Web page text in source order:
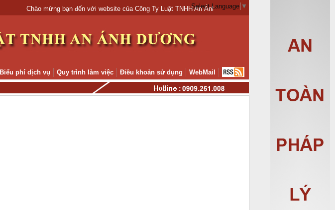
Chào mừng bạn đến với website của Công Ty Luật TNHH An Ánh Dương.
Select Language ▼
Biểu phí dịch vụ Quy trình làm việc Điều khoản sử dụng
WebMail